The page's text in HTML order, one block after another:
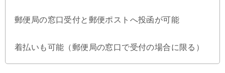
郵便局の窓口受付と郵便ポストへ投函が可能
着払いも可能（郵便局の窓口で受付の場合に限る）